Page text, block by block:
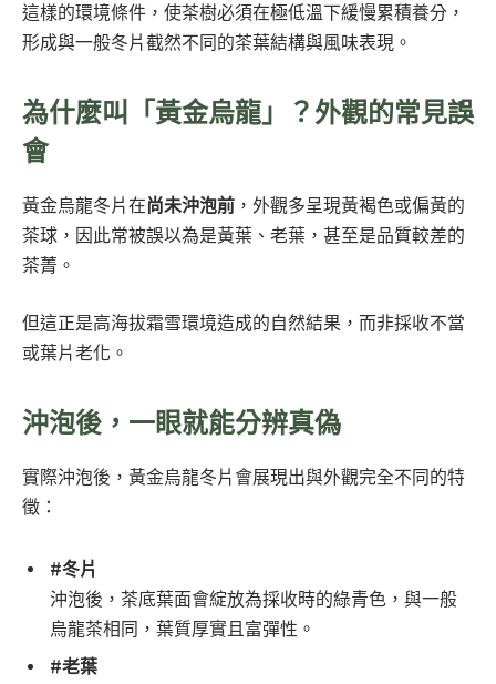
這樣的環境條件，使茶樹必須在極低溫下緩慢累積養分，
形成與一般冬片截然不同的茶葉結構與風味表現。
為什麼叫「黃金烏龍」？外觀的常見誤
會
黃金烏龍冬片在尚未沖泡前 ，外觀多呈現黃褐色或偏黃的
茶球，因此常被誤以為是黃葉、老葉，甚至是品質較差的
茶菁。
但這正是高海拔霜雪環境造成的自然結果，而非採收不當
或葉片老化。
沖泡後，一眼就能分辨真偽
實際沖泡後，黃金烏龍冬片會展現出與外觀完全不同的特
徵：
#冬片
沖泡後，茶底葉面會綻放為採收時的綠青色，與一般
烏龍茶相同，葉質厚實且富彈性。
#老葉